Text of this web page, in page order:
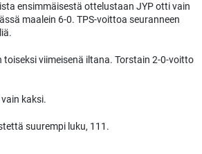
ensimmäisestä ottelustaan JYP otti vain
maalein 6-0. TPS-voittoa seuranneen
viimeisenä iltana. Torstain 2-0-voitto
kaksi.
suurempi luku, 111.